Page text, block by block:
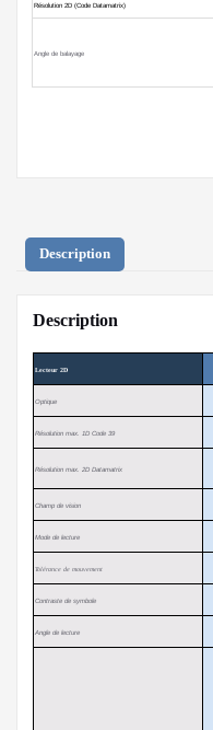
Résolution 2D (Code Datamatrix)
Angle de balayage
Description
Description
Lecteur 2D
Optique
Résolution max. 1D Code 39
Résolution max. 2D Datamatrix
Champ de vision
Mode de lecture
Tolérance de mouvement
Contraste de symbole
Angle de lecture